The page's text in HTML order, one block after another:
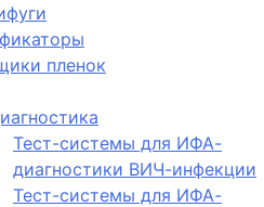
пленок
Тест-системы для ИФА-
диагностики ВИЧ-инфекции
Тест-системы для ИФА-